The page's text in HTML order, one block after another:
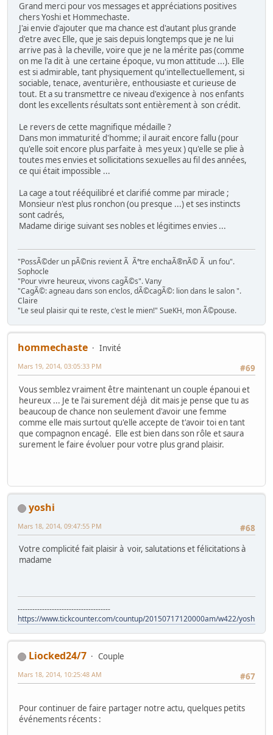
Grand merci pour vos messages et appréciations positives
chers Yoshi et Hommechaste.
J'ai envie d'ajouter que ma chance est d'autant plus grande
d'etre avec Elle, que je sais depuis longtemps que je ne lui
arrive pas à la cheville, voire que je ne la mérite pas (comme
on me l'a dit à une certaine époque, vu mon attitude ...). Elle
est si admirable, tant physiquement qu'intellectuellement, si
sociable, tenace, aventurière, enthousiaste et curieuse de
tout. Et a su transmettre ce niveau d'exigence à nos enfants
dont les excellents résultats sont entièrement à son crédit.
Le revers de cette magnifique médaille ?
Dans mon immaturité d'homme; il aurait encore fallu (pour
qu'elle soit encore plus parfaite à mes yeux ) qu'elle se plie à
toutes mes envies et sollicitations sexuelles au fil des années,
ce qui était impossible ...
La cage a tout rééquilibré et clarifié comme par miracle ;
Monsieur n'est plus ronchon (ou presque ...) et ses instincts
sont cadrés,
Madame dirige suivant ses nobles et légitimes envies ...
"PossÃ©der un pÃ©nis revient Ã Ãªtre enchaÃ®nÃ© Ã un fou".
Sophocle
"Pour vivre heureux, vivons cagÃ©s". Vany
"CagÃ©: agneau dans son enclos, dÃ©cagÃ©: lion dans le salon ".
Claire
"Le seul plaisir qui te reste, c'est le mien!" SueKH, mon Ã©pouse.
hommechaste
Invité
#69
Mars 19, 2014, 03:05:33 PM
Vous semblez vraiment être maintenant un couple épanoui et
heureux ... Je te l'ai surement déjà dit mais je pense que tu as
beaucoup de chance non seulement d'avoir une femme
comme elle mais surtout qu'elle accepte de t'avoir toi en tant
que compagnon encagé. Elle est bien dans son rôle et saura
surement le faire évoluer pour votre plus grand plaisir.
yoshi
#68
Mars 18, 2014, 09:47:55 PM
Votre complicité fait plaisir à voir, salutations et félicitations à
madame
--------------------------------------
https://www.tickcounter.com/countup/20150717120000am/w422/yoshi
Liocked24/7
Couple
#67
Mars 18, 2014, 10:25:48 AM
Pour continuer de faire partager notre actu, quelques petits
événements récents :